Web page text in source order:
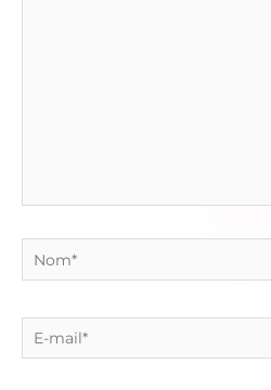
Nom*
E-
mail*